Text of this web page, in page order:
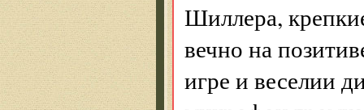
Шиллера,
вечно на
игре и веселии